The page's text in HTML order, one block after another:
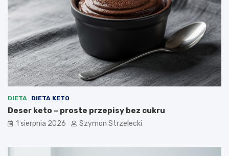
DIETA DIETA KETO
Deser keto – proste przepisy bez cukru
1 sierpnia 2026 Szymon Strzelecki